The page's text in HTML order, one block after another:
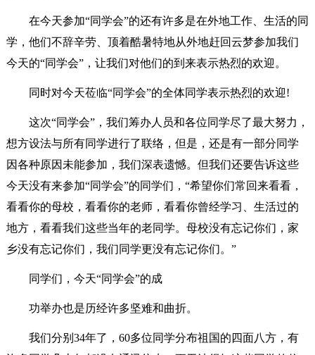
在今天参加“同学会”的还有许多是在外地工作、生活的同
学，他们不辞辛劳、顶着酷暑特地从外地赶回云梦参加我们
今天的“同学会”，让我们对他们的到来表示热烈的欢迎。
同时对今天莅临“同学会”的全体同学表示热烈的欢迎!
这次“同学会”，我们筹办人员和各位同学尽了最大努力，
想方设法与所有同学进行了联络，但是，还是有一部分同学
因各种原因未能参加，我们深表遗憾。但我们还要告诉这些
今天没有来参加“同学会”的同学们，“希望你们常回来看看，
看看你的母校，看看你的老师，看看你曾经学习、生活过的
地方，看看我们这些当年的老同学。母校没有忘记你们，家
乡没有忘记你们，我们同学更没有忘记你们。”
同学们，今天“同学会”的成
功举办也是历经许多坚难和曲折。
我们分别34年了，60多位同学分布祖国的四面八方，有